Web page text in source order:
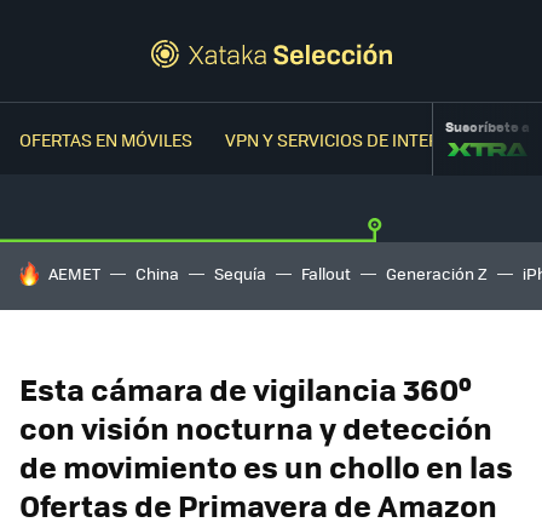
OFERTAS EN MÓVILES VPN Y SERVICIOS DE INTERNETSuscríbete a
HOY SE HABLA DE
AEMET China Sequía Fallout Generación Z
Esta cámara de vigilancia 360º
con visión nocturna y detección
de movimiento es un chollo en las
Ofertas de Primavera de Amazon